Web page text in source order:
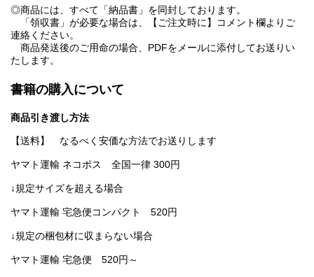
◎商品には、すべて「納品書」を同封しております。
「領収書」が必要な場合は、【ご注文時に】コメント欄よりご
連絡ください。
商品発送後のご用命の場合、PDFをメールに添付してお送りい
たします。
書籍の購入について
商品引き渡し方法
【送料】 なるべく安価な方法でお送りします
ヤマト運輸 ネコポス 全国一律 300円
↓規定サイズを超える場合
ヤマト運輸 宅急便コンパクト 520円
↓規定の梱包材に収まらない場合
ヤマト運輸 宅急便 520円～